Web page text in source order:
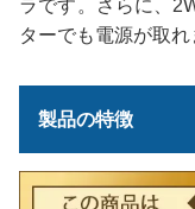
ラです。さらに、
ターでも電源が取れ
製品の特徴